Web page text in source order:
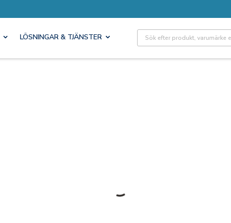
LÖSNINGAR & TJÄNSTER Site Search